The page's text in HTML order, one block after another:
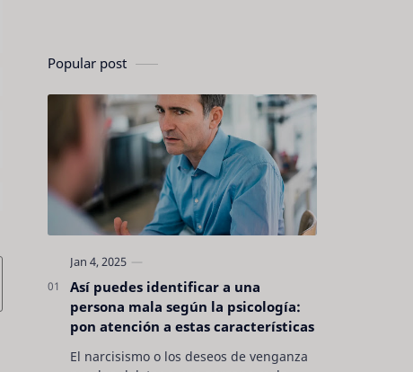
Popular post
Así puedes identificar a una
persona mala según la psicología:
pon atención a estas características
El narcisismo o los deseos de venganza